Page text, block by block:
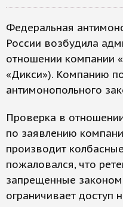
Федеральная
России возбудила
отношении компании
«Дикси»). Компанию
антимонопольного
Проверка в
по заявлению
производит
пожаловался, что
запрещенные
ограничивает доступ